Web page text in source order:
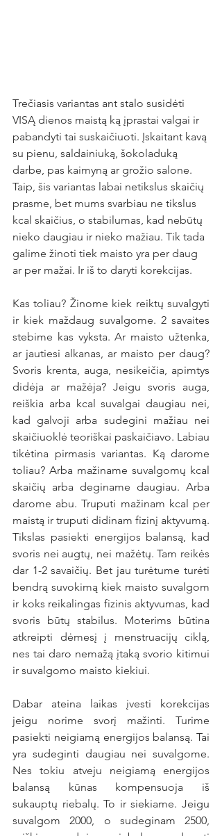
Trečiasis variantas ant stalo susidėti
VISĄ dienos maistą ką įprastai valgai ir
pabandyti tai suskaičiuoti. Įskaitant kavą
su pienu, saldainiuką, šokoladuką
darbe, pas kaimyną ar grožio salone.
Taip, šis variantas labai netikslus skaičių
prasme, bet mums svarbiau ne tikslus
kcal skaičius, o stabilumas, kad nebūtų
nieko daugiau ir nieko mažiau. Tik tada
galime žinoti tiek maisto yra per daug
ar per mažai. Ir iš to daryti korekcijas.
Kas toliau? Žinome kiek reiktų suvalgyti
ir kiek maždaug suvalgome. 2 savaites
stebime kas vyksta. Ar maisto užtenka,
ar jautiesi alkanas, ar maisto per daug?
Svoris krenta, auga, nesikeičia, apimtys
didėja ar mažėja? Jeigu svoris auga,
reiškia arba kcal suvalgai daugiau nei,
kad galvoji arba sudegini mažiau nei
skaičiuoklė teoriškai paskaičiavo. Labiau
tikėtina pirmasis variantas. Ką darome
toliau? Arba mažiname suvalgomų kcal
skaičių arba deginame daugiau. Arba
darome abu. Truputi mažinam kcal per
maistą ir truputi didinam fizinį aktyvumą.
Tikslas pasiekti energijos balansą, kad
svoris nei augtų, nei mažėtų. Tam reikės
dar 1-2 savaičių. Bet jau turėtume turėti
bendrą suvokimą kiek maisto suvalgom
ir koks reikalingas fizinis aktyvumas, kad
svoris būtų stabilus. Moterims būtina
atkreipti dėmesį į menstruacijų ciklą,
nes tai daro nemažą įtaką svorio kitimui
ir suvalgomo maisto kiekiui.
Dabar ateina laikas įvesti korekcijas
jeigu norime svorį mažinti. Turime
pasiekti neigiamą energijos balansą. Tai
yra sudeginti daugiau nei suvalgome.
Nes tokiu atveju neigiamą energijos
balansą kūnas kompensuoja iš
sukauptų riebalų. To ir siekiame. Jeigu
suvalgom 2000, o sudeginam 2500,